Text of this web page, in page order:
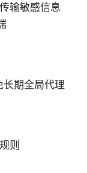
输敏感信息
期全局代理
则